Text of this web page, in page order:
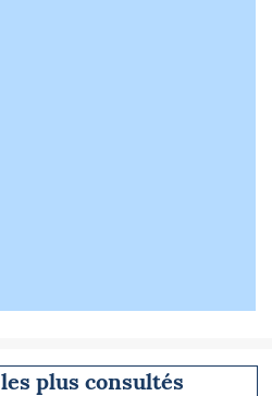
plus consultés